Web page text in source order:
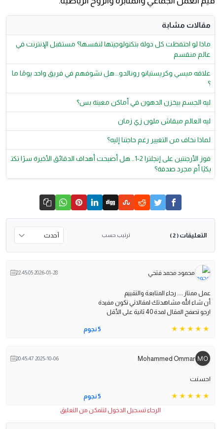
مقالات مشابة
ماذا لو احتفظت كل دولة بتكنولوجيتها لنفسها؟ مستقبل الإنترنت في
عالم منقسم
علاقه ميسي وكريستيانو رونالدو...هل نشوفهم في فريق واحد يومًا ما
؟
ليه الجسم بيخزن الدهون في أماكن معينة بس؟
ليه العالم مبقاش ملون زي زمان
لماذا نخاف من التغيير رغم حاجتنا إليه؟
فوز الأرجنتين على إنجلترا 2-1.. هل أصبحت أهداف الدقائق الأخيرة سرًا تكت
يكيًا أم مجرد صدفة؟
التعليقات ( 2 ) ترتيب حسب
محمود محمد فتحي 2026-01-28 22:45:05
عمل ممتاز .... رجاء المتابعة والتقييم
أن شاء الله مشاهدتك لمقالاتي تكون مفيدة
ارجو تصفح المقال لمدة 40 ثانية على الأقل
5 نجوم
Mohammed Ommar
2025-10-06 20:45:47
احسنت
5 نجوم
الرجاء تسجيل الدخول لتتمكن من التعليق